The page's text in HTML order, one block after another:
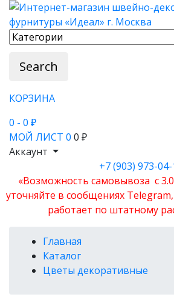
Search
КОРЗИНА
0 - 0 ₽
МОЙ ЛИСТ 0 0 ₽
Аккаунт
+7 (903) 973-
«Возможность самовывоза с
уточняйте в сообщениях
работает по штатному
Главная
Каталог
Цветы декоративные